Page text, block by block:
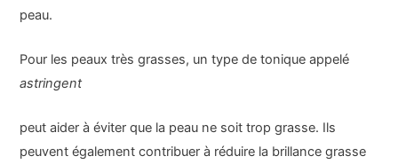
peau.
Pour les peaux très grasses, un type de tonique appelé
astringent
peut aider à éviter que la peau ne soit trop grasse. Ils
peuvent également contribuer à réduire la brillance grasse